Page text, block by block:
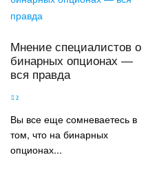
Мнение специалистов о
бинарных опционах —
вся правда
2
Вы все еще сомневаетесь в
том, что на бинарных
опционах...